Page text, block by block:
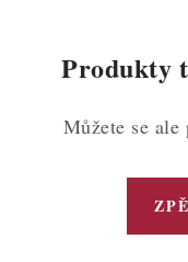
ZDRAVÉ PEČENÍ
DÁRKOVÉ POUKAZY
TÉMATICKÉ
Produkty
Můžete se